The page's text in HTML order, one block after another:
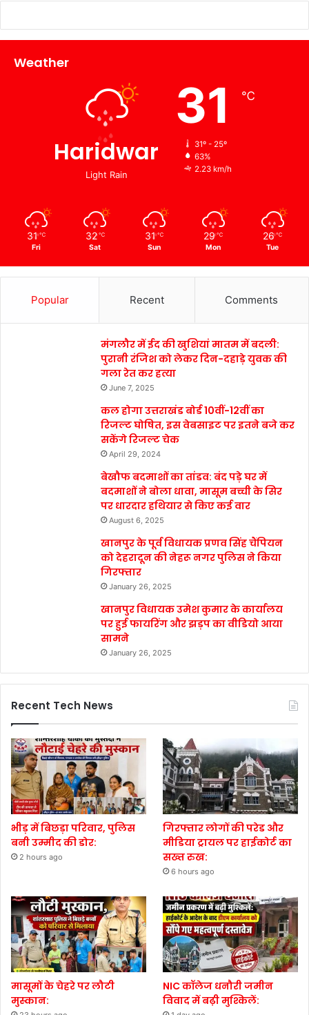
Weather
Haridwar
Light Rain
31 ℃
31º - 25º
63%
2.23 km/h
31 ℃
Fri
32 ℃
Sat
31 ℃
Sun
29 ℃
Mon
26 ℃
Tue
Popular Recent Comments
मंगलौर में ईद की खुशियां मातम में बदली:
पुरानी रंजिश को लेकर दिन-दहाड़े युवक की
गला रेत कर हत्या
June 7, 2025
कल होगा उत्तराखंड बोर्ड 10वीं-12वीं का
रिजल्ट घोषित, इस वेबसाइट पर इतने बजे कर
सकेंगे रिजल्ट चेक
April 29, 2024
बेखौफ बदमाशों का तांडव: बंद पड़े घर में
बदमाशों ने बोला धावा, मासूम बच्ची के सिर
पर धारदार हथियार से किए कई वार
August 6, 2025
खानपुर के पूर्व विधायक प्रणव सिंह चैंपियन
को देहरादून की नेहरू नगर पुलिस ने किया
गिरफ्तार
January 26, 2025
खानपुर विधायक उमेश कुमार के कार्यालय
पर हुई फायरिंग और झड़प का वीडियो आया
सामने
January 26, 2025
Recent Tech News
भीड़ में बिछड़ा परिवार, पुलिस
बनी उम्मीद की डोर:
2 hours ago
गिरफ्तार लोगों की परेड और
मीडिया ट्रायल पर हाईकोर्ट का
सख्त रुख:
6 hours ago
मासूमों के चेहरे पर लौटी
मुस्कान:
NIC कॉलेज धनौरी जमीन
विवाद में बढ़ी मुश्किलें: